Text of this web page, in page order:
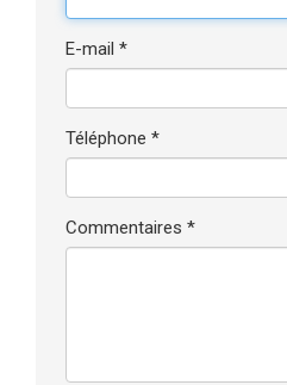
E-mail *
Téléphone *
Commentaires *